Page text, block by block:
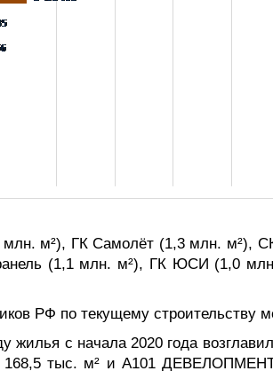
м²), ГК Самолёт (1,3 млн. м²),
(1,1 млн. м²), ГК ЮСИ (1,0
РФ по текущему строительству
жилья с начала 2020 года
тыс. м² и А101